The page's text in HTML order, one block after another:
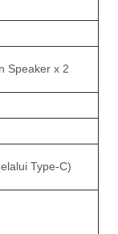
Speaker x 2
Type-C)